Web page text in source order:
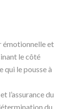
émotionnelle et
le côté
qui le pousse à
l’assurance du
du